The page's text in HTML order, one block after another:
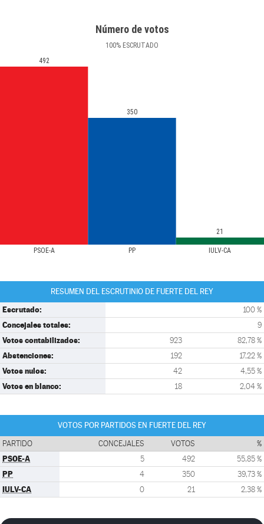
Número de votos
100% ESCRUTADO
PSOE-A PP IULV-CA
492
350
21
RESUMEN DEL ESCRUTINIO DE FUERTE DEL REY
Escrutado: 100 %
Concejales totales: 9
Votos contabilizados: 923 82,78 %
Abstenciones: 192 17,22 %
Votos nulos: 42 4,55 %
Votos en blanco: 18 2,04 %
VOTOS POR PARTIDOS EN FUERTE DEL REY
PARTIDO CONCEJALES VOTOS %
PSOE-A 5 492 55,85 %
PP 4 350 39,73 %
IULV-CA 0 21 2,38 %